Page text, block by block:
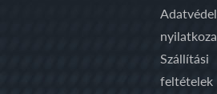
Szállítási
feltételek